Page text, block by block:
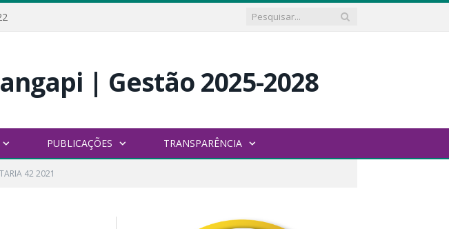
PUBLICAÇÕES TRANSPARÊNCIA
42 2021